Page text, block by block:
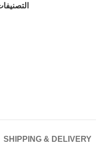
SHIPPING & DELIVERY